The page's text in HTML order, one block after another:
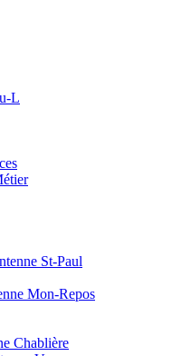
L
St-Paul
Mon-Repos
Chablière